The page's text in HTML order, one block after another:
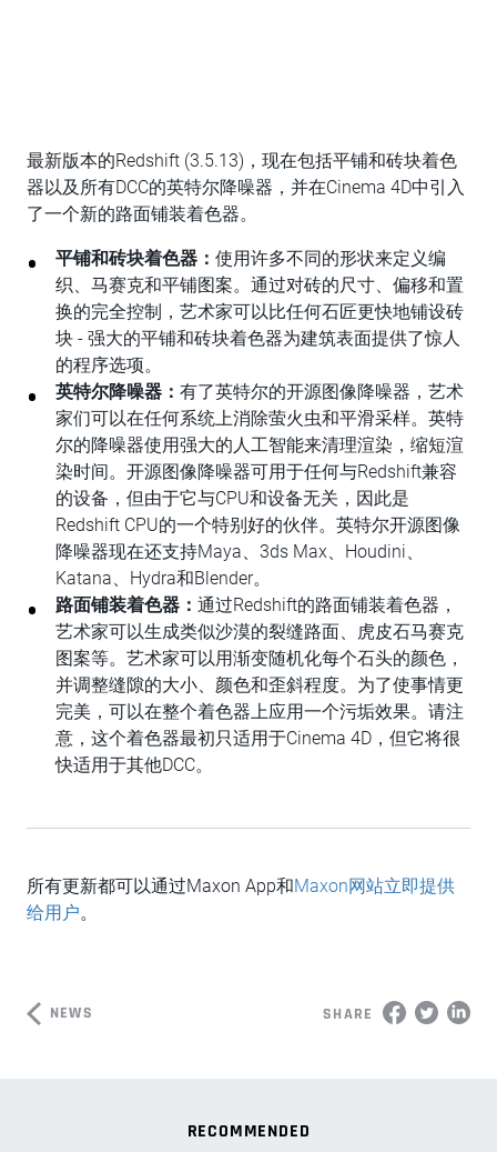
最新版本的Redshift (3.5.13)，现在包括平铺和砖块着色
器以及所有DCC的英特尔降噪器，并在Cinema 4D中引入
了一个新的路面铺装着色器。
平铺和砖块着色器： 使用许多不同的形状来定义编
织、马赛克和平铺图案。通过对砖的尺寸、偏移和置
换的完全控制，艺术家可以比任何石匠更快地铺设砖
块 - 强大的平铺和砖块着色器为建筑表面提供了惊人
的程序选项。
英特尔降噪器： 有了英特尔的开源图像降噪器，艺术
家们可以在任何系统上消除萤火虫和平滑采样。英特
尔的降噪器使用强大的人工智能来清理渲染，缩短渲
染时间。开源图像降噪器可用于任何与Redshift兼容
的设备，但由于它与CPU和设备无关，因此是
Redshift CPU的一个特别好的伙伴。英特尔开源图像
降噪器现在还支持Maya、3ds Max、Houdini、
Katana、Hydra和Blender。
路面铺装着色器： 通过Redshift的路面铺装着色器，
艺术家可以生成类似沙漠的裂缝路面、虎皮石马赛克
图案等。艺术家可以用渐变随机化每个石头的颜色，
并调整缝隙的大小、颜色和歪斜程度。为了使事情更
完美，可以在整个着色器上应用一个污垢效果。请注
意，这个着色器最初只适用于Cinema 4D，但它将很
快适用于其他DCC。
所有更新都可以通过Maxon App和Maxon网站立即提供
给用户。
NEWS SHARE
RECOMMENDED